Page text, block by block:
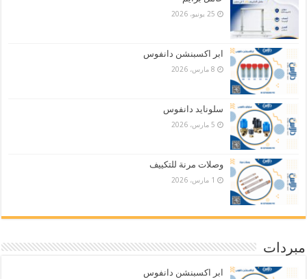
25 يونيو، 2026
ابر اكسبنشن دانفوس
8 مارس، 2026
سلونايد دانفوس
5 مارس، 2026
وصلات مرنة للتكييف
1 مارس، 2026
مبردات
ابر اكسبنشن دانفوس